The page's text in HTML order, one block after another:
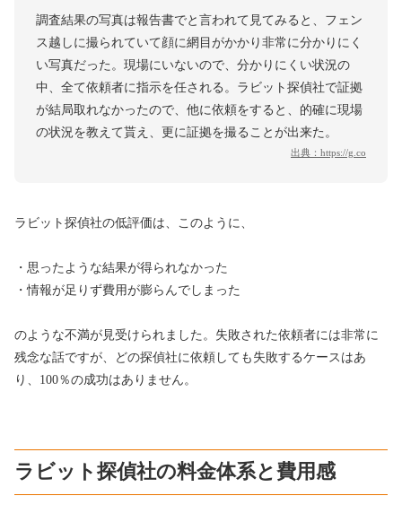
調査結果の写真は報告書でと言われて見てみると、フェン
ス越しに撮られていて顔に網目がかかり非常に分かりにく
い写真だった。現場にいないので、分かりにくい状況の
中、全て依頼者に指示を任される。ラビット探偵社で証拠
が結局取れなかったので、他に依頼をすると、的確に現場
の状況を教えて貰え、更に証拠を撮ることが出来た。
出典： https://g.co
ラビット探偵社の低評価は、このように、
・思ったような結果が得られなかった
・情報が足りず費用が膨らんでしまった
のような不満が見受けられました。失敗された依頼者には非常に
残念な話ですが、どの探偵社に依頼しても失敗するケースはあ
り、100％の成功はありません。
ラビット探偵社の料金体系と費用感